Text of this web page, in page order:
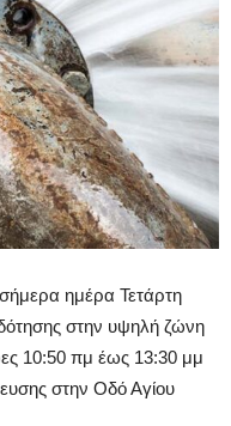
ημέρα Τετάρτη
στην υψηλή ζώνη
10:50 πμ έως 13:30 μμ
στην Οδό Αγίου